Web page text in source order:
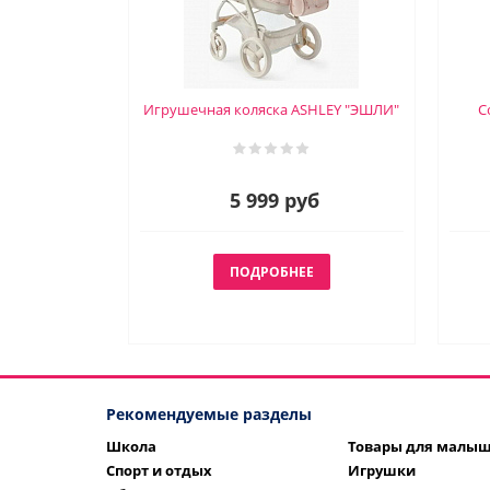
Игрушечная коляска ASHLEY "ЭШЛИ"
5 999 руб
ПОДРОБНЕЕ
Рекомендуемые разделы
Школа
Спорт и отдых
Товары для
Игрушки